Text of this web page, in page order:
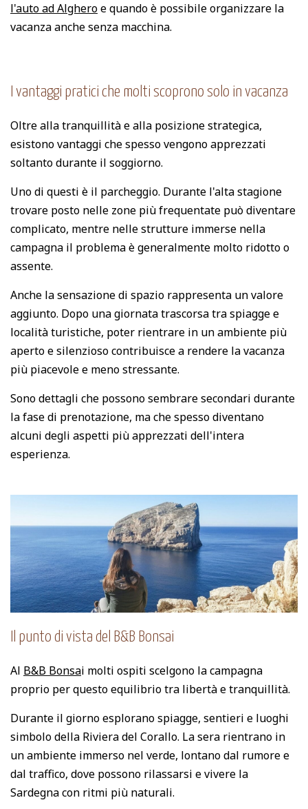
l'auto ad Algheroe quando è possibile organizzare la
vacanza anche senza macchina.
I vantaggi pratici che molti scoprono solo in vacanza
Oltre alla tranquillità e alla posizione strategica,
esistono vantaggi che spesso vengono apprezzati
soltanto durante il soggiorno.
Uno di questi è il parcheggio. Durante l'alta stagione
trovare posto nelle zone più frequentate può diventare
complicato, mentre nelle strutture immerse nella
campagna il problema è generalmente molto ridotto o
assente.
Anche la sensazione di spazio rappresenta un valore
aggiunto. Dopo una giornata trascorsa tra spiagge e
località turistiche, poter rientrare in un ambiente più
aperto e silenzioso contribuisce a rendere la vacanza
più piacevole e meno stressante.
Sono dettagli che possono sembrare secondari durante
la fase di prenotazione, ma che spesso diventano
alcuni degli aspetti più apprezzati dell'intera
esperienza.
Il punto di vista del B&B Bonsai
Al B&B Bonsai molti ospiti scelgono la campagna
proprio per questo equilibrio tra libertà e tranquillità.
Durante il giorno esplorano spiagge, sentieri e luoghi
simbolo della Riviera del Corallo. La sera rientrano in
un ambiente immerso nel verde, lontano dal rumore e
dal traffico, dove possono rilassarsi e vivere la
Sardegna con ritmi più naturali.